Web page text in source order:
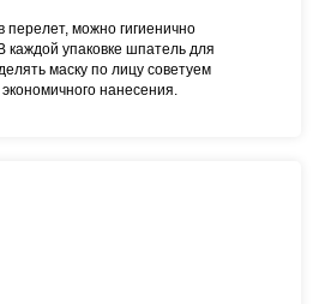
перелет, можно гигиенично
каждой упаковке шпатель для
маску по лицу советуем
нанесения.